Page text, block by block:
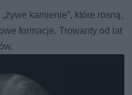
kamienie”, które rosną,
formacje. Trowanty od lat